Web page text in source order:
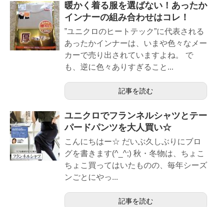
暖かく着る服を選ばない！あったか
インナーの組み合わせはコレ！
”ユニクロのヒートテック”に代表される
あったかインナーは、いまや色々なメー
カーで売り出されていますよね。 で
も、逆に色々ありすぎること...
記事を読む
ユニクロでフランネルシャツとテー
パードパンツを大人買い☆
こんにちはー☆ だいぶ久しぶりにブロ
グを書きます(^_^;) 秋・冬物は、ちょこ
ちょこ買ってはいたものの、毎年シーズ
ンごとにやっ...
記事を読む